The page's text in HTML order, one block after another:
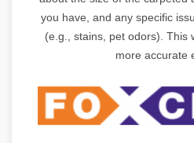
you have, and any specific
(e.g., stains, pet odors). This
more accurate